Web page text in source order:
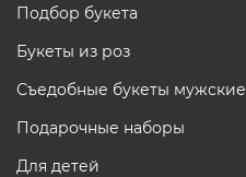
Подбор букета
Букеты из роз
Съедобные букеты мужские
Подарочные наборы
Для детей